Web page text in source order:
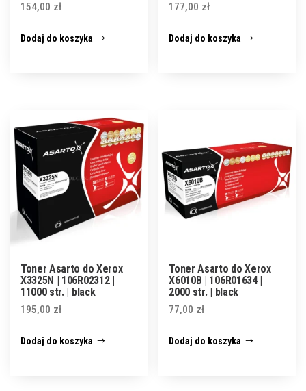
154,00 zł
Dodaj do koszyka
177,00 zł
Dodaj do koszyka
Toner Asarto do Xerox
X3325N | 106R02312 |
11000 str. | black
195,00 zł
Dodaj do koszyka
Toner Asarto do Xerox
X6010B | 106R01634 |
2000 str. | black
77,00 zł
Dodaj do koszyka